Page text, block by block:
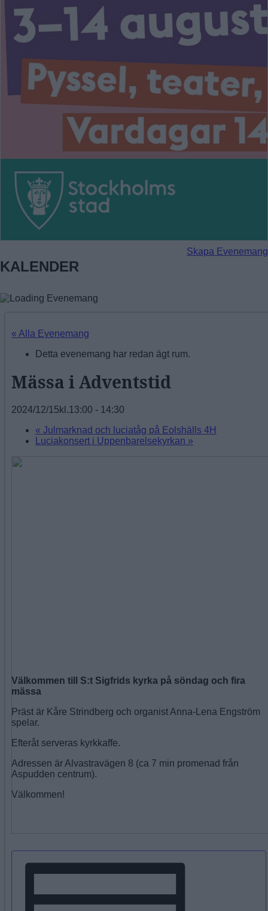
KALENDER
Skapa Evenemang
« Alla Evenemang
Detta evenemang har redan ägt rum.
Mässa i Adventstid
2024/12/15kl.13:00 - 14:30
« Julmarknad och luciatåg på Eolshälls 4H
Luciakonsert i Uppenbarelsekyrkan »
Välkommen till S:t Sigfrids kyrka på söndag och fira
mässa
Präst är Kåre Strindberg och organist Anna-Lena Engström
spelar.
Efteråt serveras kyrkkaffe.
Adressen är Alvastravägen 8 (ca 7 min promenad från
Aspudden centrum).
Välkommen!